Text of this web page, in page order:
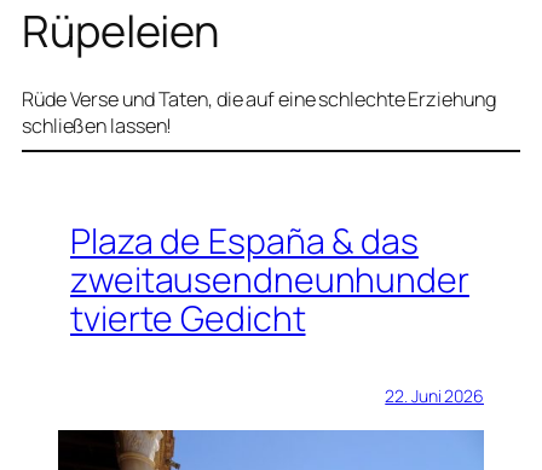
Rüpeleien
Rüde Verse und Taten, die auf eine schlechte Erziehung
schließen lassen!
Plaza de España & das
zweitausendneunhunder
tvierte Gedicht
22. Juni 2026